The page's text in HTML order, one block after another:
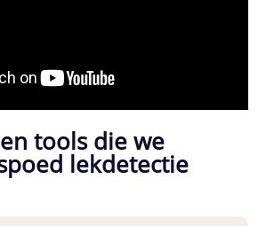
tools die we
lekdetectie